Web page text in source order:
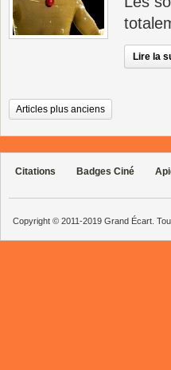
Lire la
Articles plus anciens
Citations Badges Ciné
Copyright © 2011-2019 Grand Écart.